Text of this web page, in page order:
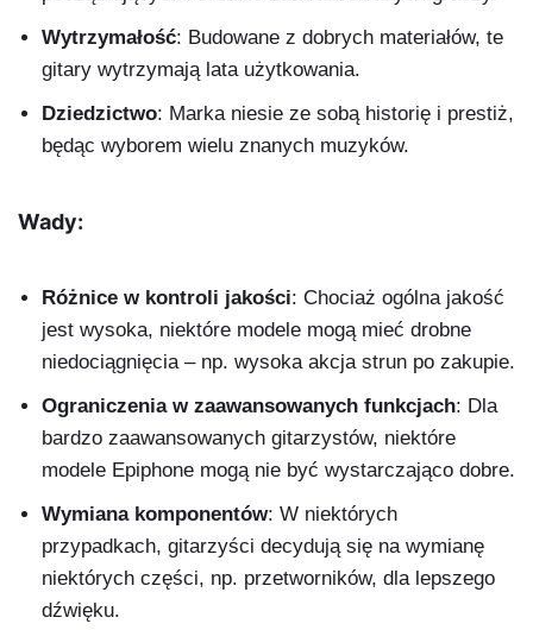
Wytrzymałość: Budowane z dobrych materiałów, te
gitary wytrzymają lata użytkowania.
Dziedzictwo: Marka niesie ze sobą historię i prestiż,
będąc wyborem wielu znanych muzyków.
Wady:
Różnice w kontroli jakości: Chociaż ogólna jakość
jest wysoka, niektóre modele mogą mieć drobne
niedociągnięcia – np. wysoka akcja strun po zakupie.
Ograniczenia w zaawansowanych funkcjach: Dla
bardzo zaawansowanych gitarzystów, niektóre
modele Epiphone mogą nie być wystarczająco dobre.
Wymiana komponentów: W niektórych
przypadkach, gitarzyści decydują się na wymianę
niektórych części, np. przetworników, dla lepszego
dźwięku.